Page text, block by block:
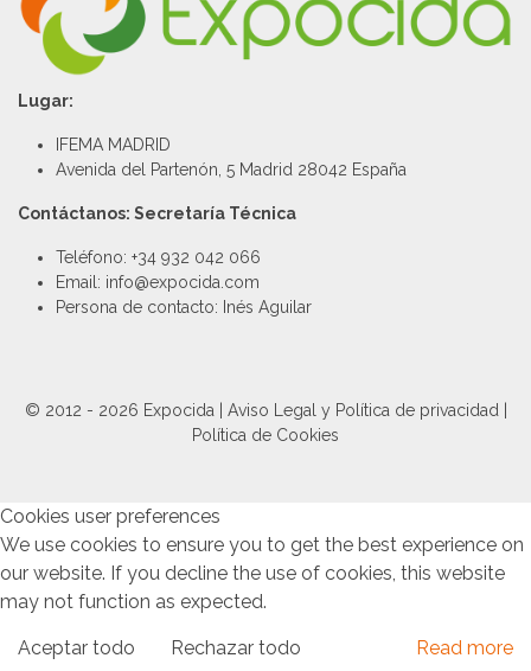
Lugar:
IFEMA MADRID
Avenida del Partenón, 5 Madrid 28042 España
Contáctanos: Secretaría Técnica
Teléfono: +34 932 042 066
Email: info@expocida.com
Persona de contacto: Inés Aguilar
© 2012 - 2026 Expocida | Aviso Legal y Política de privacidad |
Política de Cookies
Cookies user preferences
We use cookies to ensure you to get the best experience on
our website. If you decline the use of cookies, this website
may not function as expected.
Aceptar todo Rechazar todo Read more